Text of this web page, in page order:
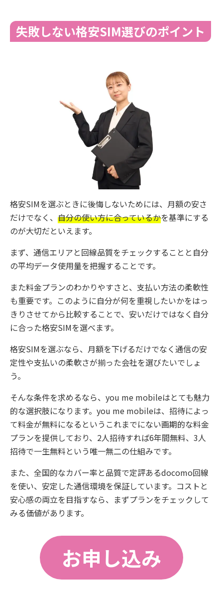
失敗しない格安SIM選びのポイント
格安SIMを選ぶときに後悔しないためには、月額の安さ
だけでなく、 自分の使い方に合っているかを基準にする
のが大切だといえます。
まず、通信エリアと回線品質をチェックすることと自分
の平均データ使用量を把握することです。
また料金プランのわかりやすさと、支払い方法の柔軟性
も重要です。このように自分が何を重視したいかをはっ
きりさせてから比較することで、安いだけではなく自分
に合った格安SIMを選べます。
格安SIMを選ぶなら、月額を下げるだけでなく通信の安
定性や支払いの柔軟さが揃った会社を選びたいでしょ
う。
そんな条件を求めるなら、you me mobileはとても魅力
的な選択肢になります。you me mobileは、招待によっ
て料金が無料になるというこれまでにない画期的な料金
プランを提供しており、2人招待すれば6年間無料、3人
招待で一生無料という唯一無二の仕組みです。
また、全国的なカバー率と品質で定評あるdocomo回線
を使い、安定した通信環境を保証しています。コストと
安心感の両立を目指すなら、まずプランをチェックして
みる価値があります。
お申し込み